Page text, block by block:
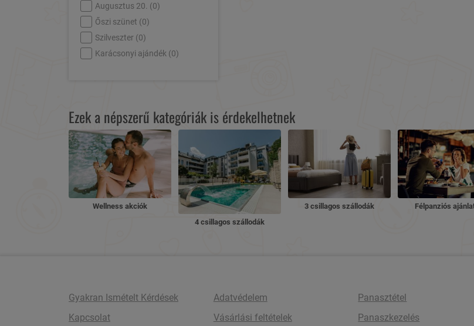
Augusztus 20. (0)
Őszi szünet (0)
Szilveszter (0)
Karácsonyi ajándék (0)
Ezek a népszerű kategóriák is érdekelhetnek
Wellness akciók
4 csillagos szállodák
3 csillagos szállodák Félpanziós
Gyakran Ismételt Kérdések
Kapcsolat
Adatvédelem
Vásárlási feltételek
Panasztétel
Panaszkezelés